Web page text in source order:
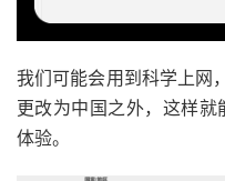
我们可能会用到科学上网
更改为中国之外，这样
体验。